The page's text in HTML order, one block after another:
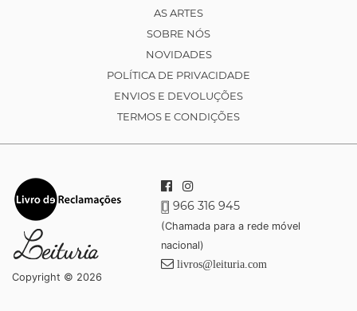
AS ARTES
SOBRE NÓS
NOVIDADES
POLÍTICA DE PRIVACIDADE
ENVIOS E DEVOLUÇÕES
TERMOS E CONDIÇÕES
Copyright © 2026
966 316 945
(Chamada para a rede móvel
nacional)
livros@leituria.com